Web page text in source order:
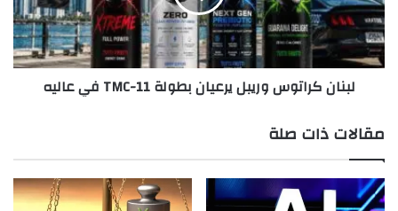
ك
ي
ا
س
و
ت
ي
ن
ك
ر
ا
ت
ر
ي
ب
ل
لبنان كراتوس وريبل يرعيان بطولة 11-TMC في عاليه
مقالات ذات صلة